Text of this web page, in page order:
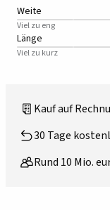
Weite
Viel zu eng
Länge
Viel zu kurz
Kauf auf
30 Tage
Rund 10 Mio.